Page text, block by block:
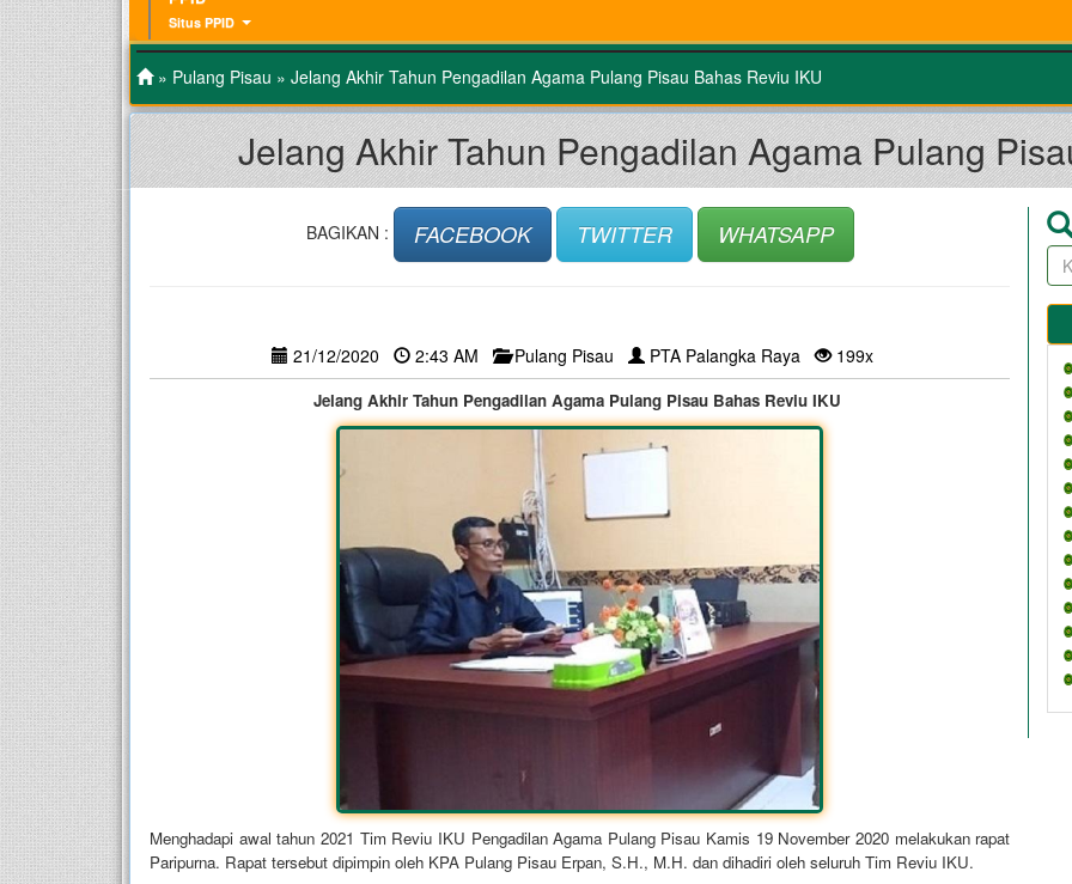
Situs PPID
» Pulang Pisau » Jelang Akhir Tahun Pengadilan Agama Pulang Pisau Bahas Reviu IKU
Jelang Akhir Tahun Pengadilan Agama Pulang
BAGIKAN : FACEBOOK TWITTER WHATSAPP
21/12/2020 2:43 AM Pulang Pisau PTA Palangka Raya 199x
Jelang Akhir Tahun Pengadilan Agama Pulang Pisau Bahas Reviu IKU
Menghadapi awal tahun 2021 Tim Reviu IKU Pengadilan Agama Pulang Pisau Kamis 19 November 2020 melakukan rapat
Paripurna. Rapat tersebut dipimpin oleh KPA Pulang Pisau Erpan, S.H., M.H. dan dihadiri oleh seluruh Tim Reviu IKU.